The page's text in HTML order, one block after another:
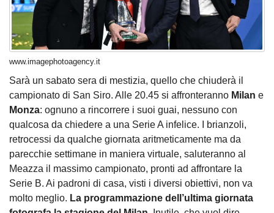
www.imagephotoagency.it
Sarà un sabato sera di mestizia, quello che chiuderà il
campionato di San Siro. Alle 20.45 si affronteranno Milan e
Monza: ognuno a rincorrere i suoi guai, nessuno con
qualcosa da chiedere a una Serie A infelice. I brianzoli,
retrocessi da qualche giornata aritmeticamente ma da
parecchie settimane in maniera virtuale, saluteranno al
Meazza il massimo campionato, pronti ad affrontare la
Serie B. Ai padroni di casa, visti i diversi obiettivi, non va
molto meglio. La programmazione dell’ultima giornata